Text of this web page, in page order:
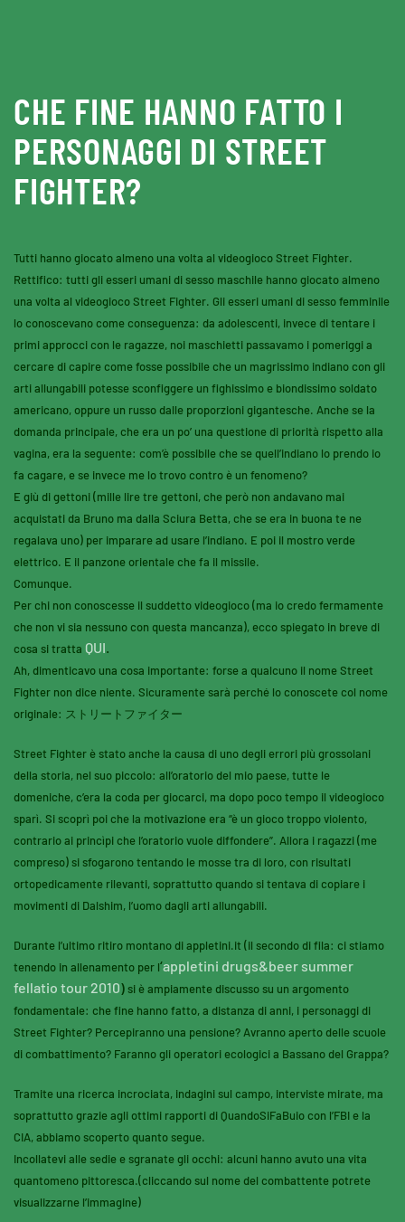
CHE FINE HANNO FATTO I
PERSONAGGI DI STREET
FIGHTER?
Tutti hanno giocato almeno una volta al videogioco Street Fighter.
Rettifico: tutti gli esseri umani di sesso maschile hanno giocato almeno
una volta al videogioco Street Fighter. Gli esseri umani di sesso femminile
lo conoscevano come conseguenza: da adolescenti, invece di tentare i
primi approcci con le ragazze, noi maschietti passavamo i pomeriggi a
cercare di capire come fosse possibile che un magrissimo indiano con gli
arti allungabili potesse sconfiggere un fighissimo e biondissimo soldato
americano, oppure un russo dalle proporzioni gigantesche. Anche se la
domanda principale, che era un po’ una questione di priorità rispetto alla
vagina, era la seguente: com’è possibile che se quell’indiano lo prendo io
fa cagare, e se invece me lo trovo contro è un fenomeno?
E giù di gettoni (mille lire tre gettoni, che però non andavano mai
acquistati da Bruno ma dalla Sciura Betta, che se era in buona te ne
regalava uno) per imparare ad usare l’indiano. E poi il mostro verde
elettrico. E il panzone orientale che fa il missile.
Comunque.
Per chi non conoscesse il suddetto videogioco (ma io credo fermamente
che non vi sia nessuno con questa mancanza), ecco spiegato in breve di
cosa si tratta QUI.
Ah, dimenticavo una cosa importante: forse a qualcuno il nome Street
Fighter non dice niente. Sicuramente sarà perché lo conoscete col nome
originale: ストリートファイター
Street Fighter è stato anche la causa di uno degli errori più grossolani
della storia, nel suo piccolo: all’oratorio del mio paese, tutte le
domeniche, c’era la coda per giocarci, ma dopo poco tempo il videogioco
sparì. Si scoprì poi che la motivazione era “è un gioco troppo violento,
contrario ai princìpi che l’oratorio vuole diffondere”. Allora i ragazzi (me
compreso) si sfogarono tentando le mosse tra di loro, con risultati
ortopedicamente rilevanti, soprattutto quando si tentava di copiare i
movimenti di Dalshim, l’uomo dagli arti allungabili.
Durante l’ultimo ritiro montano di appletini.it (il secondo di fila: ci stiamo
tenendo in allenamento per l‘appletini drugs&beer summer
fellatio tour 2010)si è ampiamente discusso su un argomento
fondamentale: che fine hanno fatto, a distanza di anni, i personaggi di
Street Fighter? Percepiranno una pensione? Avranno aperto delle scuole
di combattimento? Faranno gli operatori ecologici a Bassano del Grappa?
Tramite una ricerca incrociata, indagini sul campo, interviste mirate, ma
soprattutto grazie agli ottimi rapporti di QuandoSiFaBuio con l’FBI e la
CIA, abbiamo scoperto quanto segue.
Incollatevi alle sedie e sgranate gli occhi: alcuni hanno avuto una vita
quantomeno pittoresca.(cliccando sul nome del combattente potrete
visualizzarne l’immagine)